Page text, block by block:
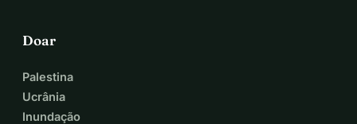
Doar
Palestina
Ucrânia
Inundação